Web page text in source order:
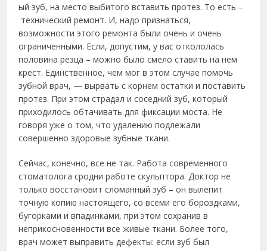
ый зуб, на место выбитого вставить протез. То есть –
технический ремонт. И, надо признаться,
возможности этого ремонта были очень и очень
ограниченными. Если, допустим, у вас откололась
половина резца – можно было смело ставить на нем
крест. Единственное, чем мог в этом случае помочь
зубной врач, — вырвать с корнем остатки и поставить
протез. При этом страдал и соседний зуб, который
приходилось обтачивать для фиксации моста. Не
говоря уже о том, что удалению подлежали
совершенно здоровые зубные ткани.
Сейчас, конечно, все не так. Работа современного
стоматолога сродни работе скульптора. Доктор не
только восстановит сломанный зуб – он вылепит
точную копию настоящего, со всеми его бороздками,
бугорками и впадинками, при этом сохранив в
неприкосновенности все живые ткани. Более того,
врач может выправить дефекты: если зуб был